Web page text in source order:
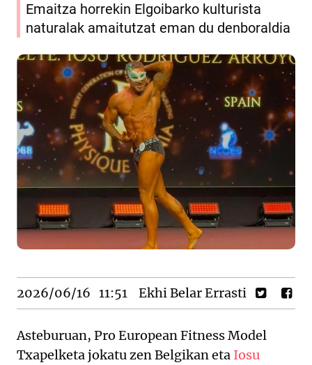
Emaitza horrekin Elgoibarko kulturista
naturalak amaitutzat eman du denboraldia
2026/06/16 11:51 Ekhi Belar Errasti
Asteburuan, Pro European Fitness Model
Txapelketa jokatu zen Belgikan eta Iosu